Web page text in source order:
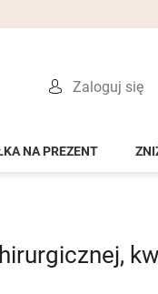
Zaloguj się
NA PREZENT